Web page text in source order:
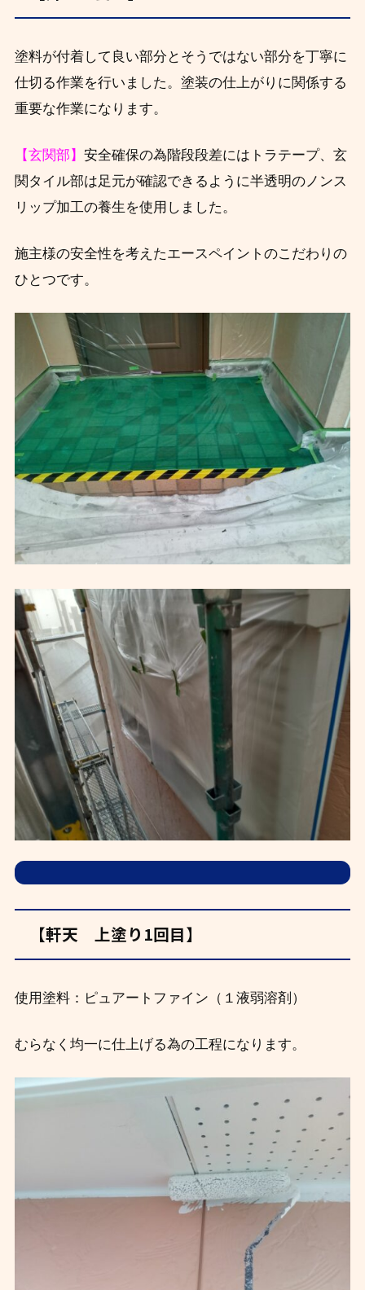
塗料が付着して良い部分とそうではない部分を丁寧に
仕切る作業を行いました。塗装の仕上がりに関係する
重要な作業になります。
【玄関部】 安全確保の為階段段差にはトラテープ、玄
関タイル部は足元が確認できるように半透明のノンス
リップ加工の養生を使用しました。
施主様の安全性を考えたエースペイントのこだわりの
ひとつです。
【軒天 上塗り1回目】
使用塗料：ピュアートファイン（１液弱溶剤）
むらなく均一に仕上げる為の工程になります。